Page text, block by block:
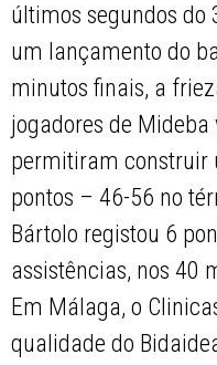
últimos segundos do
um lançamento do
minutos finais, a
jogadores de
permitiram construir
pontos – 46-56 no
Bártolo registou 6
assistências, nos 40
Em Málaga, o
qualidade do